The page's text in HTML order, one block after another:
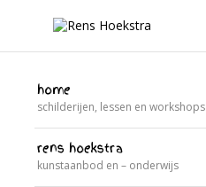
home
schilderijen, lessen en workshops
rens hoekstra
kunstaanbod en – onderwijs